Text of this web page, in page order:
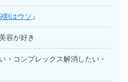
割はウソ 』
容が好き
・コンプレックス解消したい・